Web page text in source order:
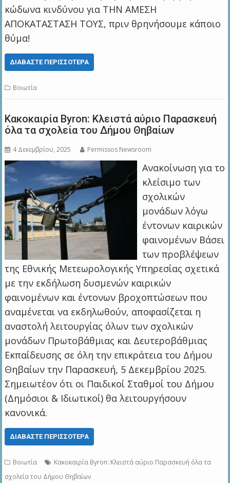
κώδωνα κινδύνου για ΤΗΝ ΑΜΕΣΗ
ΑΠΟΚΑΤΑΣΤΑΣΗ ΤΟΥΣ, πριν θρηνήσουμε κάποιο
θύμα!
ΔΙΑΒΆΣΤΕ ΠΕΡΙΣΣΌΤΕΡΑ
Βοιωτία
Κακοκαιρία Byron: Κλειστά αύριο Παρασκευή
όλα τα σχολεία τoυ Δήμου Θηβαίων
4 Δεκεμβρίου, 2025 Permissos Newsroom
Ανακοίνωση για το
κλείσιμο των
σχολικών
μονάδων λόγω
έντονων καιρικών
φαινομένων Βάσει
των προβλέψεων
της Εθνικής Μετεωρολογικής Υπηρεσίας σχετικά
με την εκδήλωση δυσμενών καιρικών
φαινομένων και έντονων βροχοπτώσεων που
αναμένεται να εκδηλωθούν, αποφασίζεται η
αναστολή λειτουργίας όλων των σχολικών
μονάδων Πρωτοβάθμιας και Δευτεροβάθμιας
Εκπαίδευσης σε όλη την επικράτεια του Δήμου
Θηβαίων την Παρασκευή, 5 Δεκεμβρίου 2025.
Σημειωτέον ότι οι Παιδικοί Σταθμοί του Δήμου
(Δημόσιοι & Ιδιωτικοί) θα λειτουργήσουν
κανονικά.
ΔΙΑΒΆΣΤΕ ΠΕΡΙΣΣΌΤΕΡΑ
Βοιωτία
Κακοκαιρία Byron: Κλειστά αύριο Παρασκευή όλα τα
σχολεία τoυ Δήμου Θηβαίων